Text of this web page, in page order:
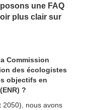
une FAQ
plus clair sur
Commission
des écologistes
objectifs en
?
2050), nous avons